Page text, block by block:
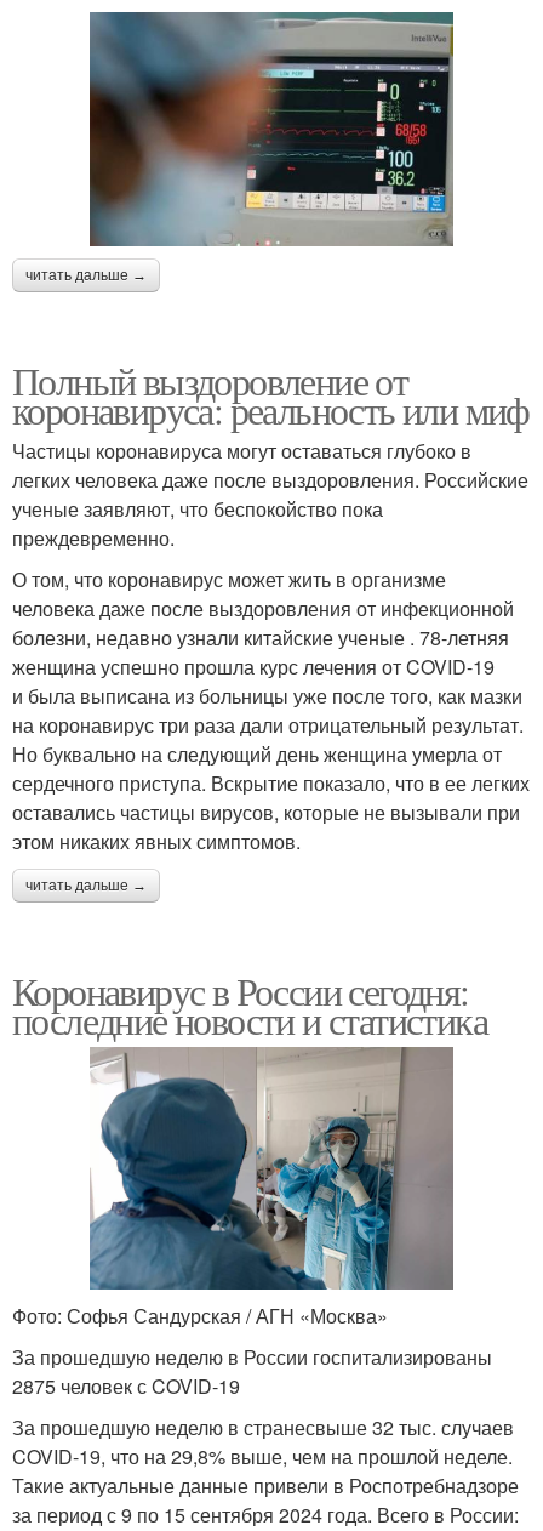
читать дальше →
Полный выздоровление от
коронавируса: реальность или миф
Частицы коронавируса могут оставаться глубоко в
легких человека даже после выздоровления. Российские
ученые заявляют, что беспокойство пока
преждевременно.
О том, что коронавирус может жить в организме
человека даже после выздоровления от инфекционной
болезни, недавно узнали китайские ученые . 78-летняя
женщина успешно прошла курс лечения от COVID-19
и была выписана из больницы уже после того, как мазки
на коронавирус три раза дали отрицательный результат.
Но буквально на следующий день женщина умерла от
сердечного приступа. Вскрытие показало, что в ее легких
оставались частицы вирусов, которые не вызывали при
этом никаких явных симптомов.
читать дальше →
Коронавирус в России сегодня:
последние новости и статистика
Фото: Софья Сандурская / АГН «Москва»
За прошедшую неделю в России госпитализированы
2875 человек с COVID-19
За прошедшую неделю в странесвыше 32 тыс. случаев
COVID-19, что на 29,8% выше, чем на прошлой неделе.
Такие актуальные данные привели в Роспотребнадзоре
за период с 9 по 15 сентября 2024 года. Всего в России: